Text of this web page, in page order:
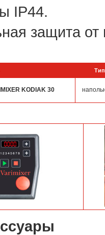
IP44.
защита
Тип
KODIAK 30